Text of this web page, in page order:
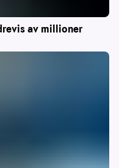
av millioner